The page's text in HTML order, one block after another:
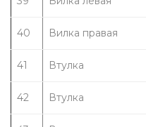
40 Вилка правая
41 Втулка
42 Втулка